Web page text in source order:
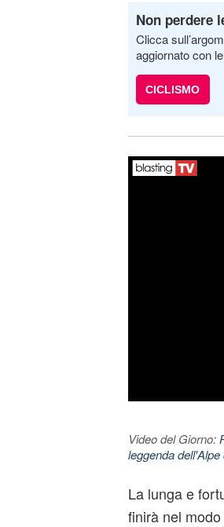
Non perdere
Clicca
aggiornato con
CICLISMO
Video del Giorno:
leggenda
La lunga e
finirà nel